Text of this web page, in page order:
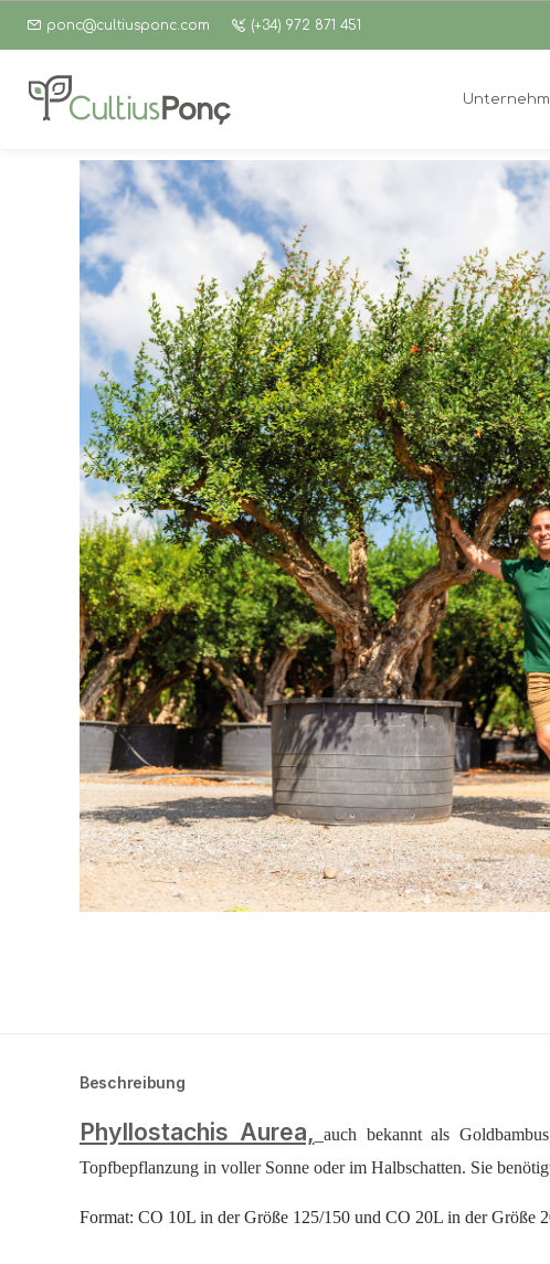
ponc@cultiusponc.com (+34) 972 871 451
Beschreibung
Phyllostachis Aurea, auch bekannt als
Topfbepflanzung in voller Sonne oder im Halbschatten. Sie
Format: CO 10L in der Größe 125/150 und CO 20L in der Größe